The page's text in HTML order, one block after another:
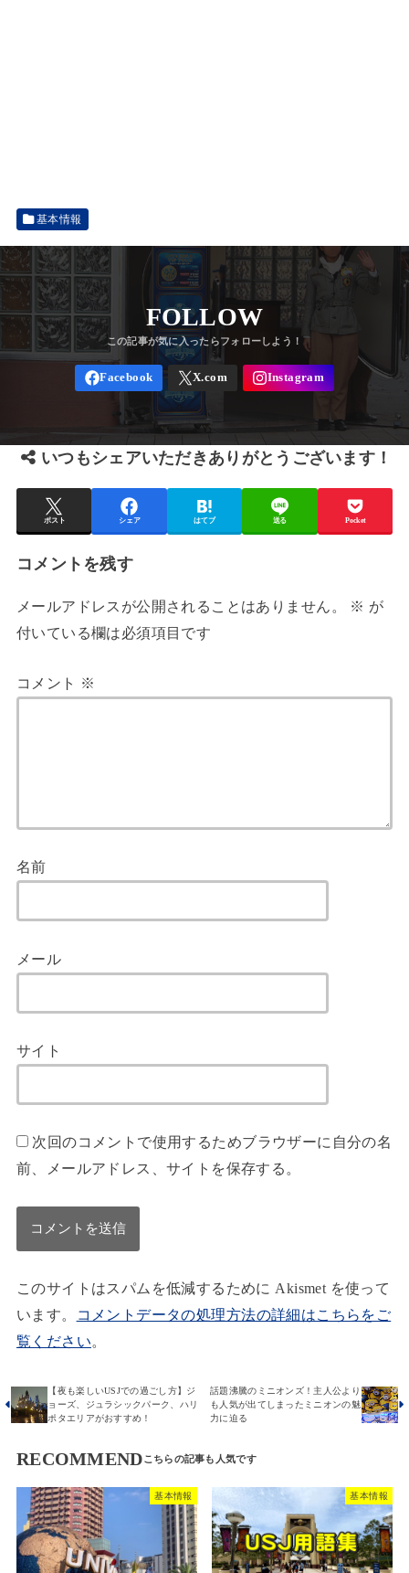
基本情報
FOLLOW
いつもシェアいただきありがとうございます！
ポスト シェア はてブ 送る Pocket
コメントを残す
メールアドレスが公開されることはありません。 ※ が
付いている欄は必須項目です
コメント ※
名前
メール
サイト
次回のコメントで使用するためブラウザーに自分の名
前、メールアドレス、サイトを保存する。
このサイトはスパムを低減するために Akismet を使って
います。
コメントデータの処理方法の詳細はこちらをご
覧ください。
【夜も楽しいUSJでの過ごし方】ジ
ョーズ、ジュラシックパーク、ハリ
ポタエリアがおすすめ！
話題沸騰のミニオンズ！主人公より
も人気が出てしまったミニオンの魅
力に迫る
RECOMMEND
基本情報 基本情報